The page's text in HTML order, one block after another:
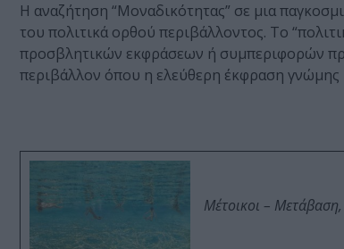
Η αναζήτηση “Μοναδικότητας” σε μια
του πολιτικά ορθού περιβάλλοντος. Το
προσβλητικών εκφράσεων ή συμπεριφορών
περιβάλλον όπου η ελεύθερη έκφραση γνώμης
Μέτοικοι –